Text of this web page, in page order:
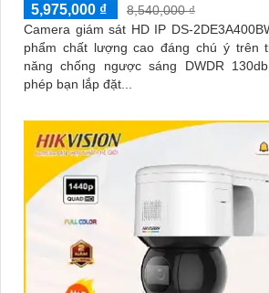
5,975,000 ₫
8,540,000 ₫
Camera giám sát HD IP DS-
phẩm chất lượng cao đáng chú ý trên thị
năng chống ngược sáng DWDR
phép bạn lắp đặt...